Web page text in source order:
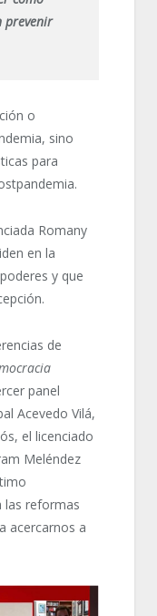
prevenir
o
sino
para
Romany
en la
y que
de
panel
Acevedo Vilá,
el licenciado
Meléndez
las reformas
acercarnos a